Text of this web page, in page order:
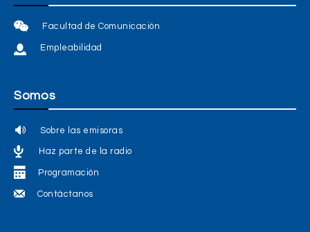
Facultad de Comunicación
Empleabilidad
Somos
Sobre las emisoras
Haz parte de la radio
Programación
Contáctanos